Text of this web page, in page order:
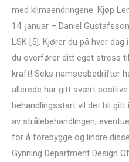
med klimaendringene. Kjøp
14. januar – Daniel
LSK [5]. Kjører du på hver
du overfører ditt eget stress
kraft! Seks namsosbedrifter
allerede har gitt svært
behandlingsstart vil det bli
av strålebehandlingen,
for å forebygge og lindre
Gynning Department Design